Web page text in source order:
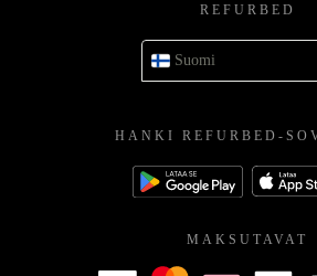
REFURBED
Suomi
HANKI REFURBED-
MAKSUTAVAT